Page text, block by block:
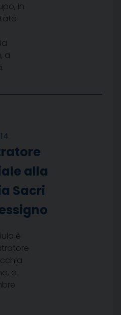
in
a
alla
Sacri
è
a